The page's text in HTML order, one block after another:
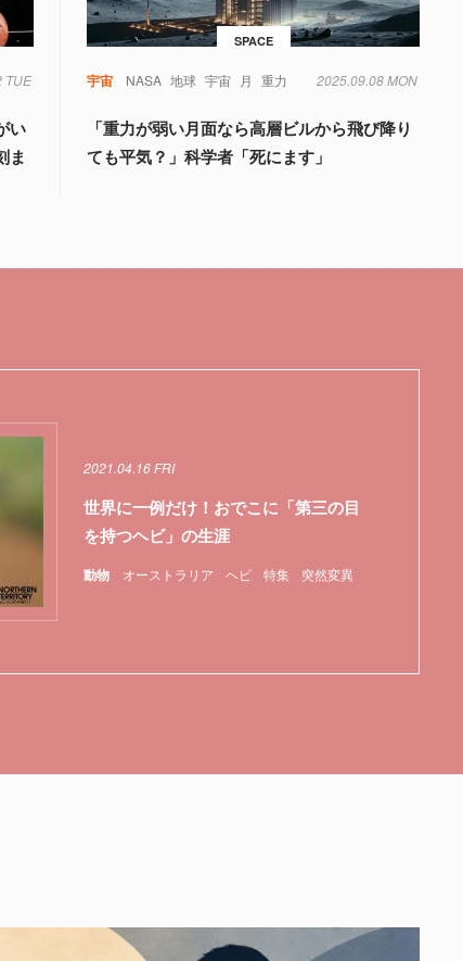
TUE
い
ま
SPACE
宇宙 NASA 地球 宇宙 月 重力 2025.09.08 MON
「重力が弱い月面なら高層ビルから飛び降り
ても平気？」科学者「死にます」
動物 オーストラリア ヘビ 特集 突然変異
2021.04.16 FRI
世界に一例だけ！おでこに「第三の目
を持つヘビ」の生涯